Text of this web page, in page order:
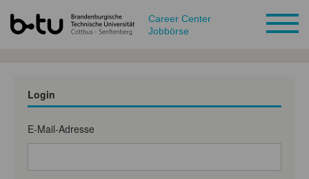
Career Center
Jobbörse
Login
E-Mail-Adresse